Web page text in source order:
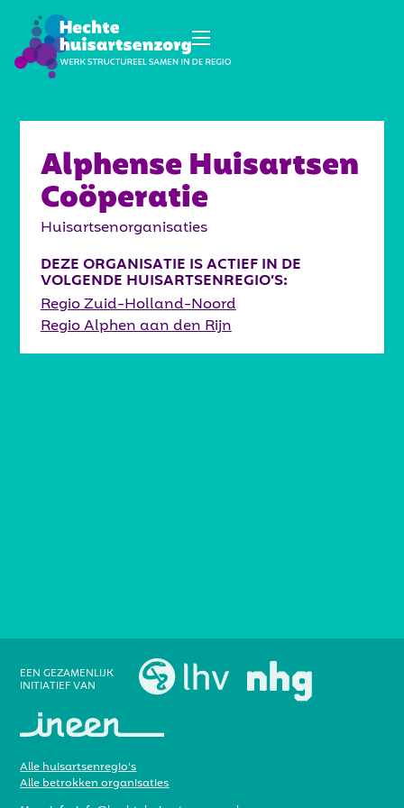
Alphense Huisartsen
Coöperatie
Huisartsenorganisaties
DEZE ORGANISATIE IS ACTIEF IN DE
VOLGENDE HUISARTSENREGIO’S:
Regio Zuid-Holland-Noord
Regio Alphen aan den Rijn
EEN GEZAMENLIJK
INITIATIEF VAN
Alle huisartsenregio’s
Alle betrokken organisaties